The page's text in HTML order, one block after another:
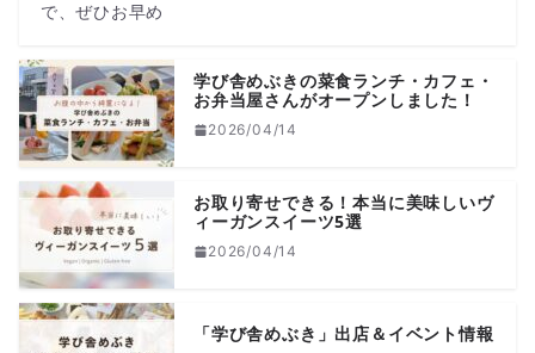
で、ぜひお早め
学び舎めぶきの菜食ランチ・カフェ・
お弁当屋さんがオープンしました！
2026/04/14
お取り寄せできる！本当に美味しいヴ
ィーガンスイーツ5選
2026/04/14
「学び舎めぶき」出店＆イベント情報